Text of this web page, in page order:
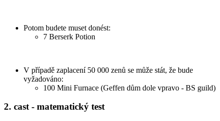
Potom budete muset donést:
7 Berserk Potion
V případě zaplacení 50 000 zenů se může stát, že bude
vyžadováno:
100 Mini Furnace (Geffen dům dole vpravo - BS guild)
2. cast - matematický test